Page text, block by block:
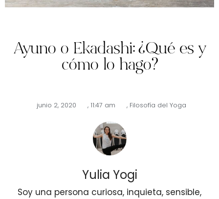
Ayuno o Ekadashi: ¿Qué es y
cómo lo hago?
junio 2, 2020 , 11:47 am , Filosofía del Yoga
Yulia Yogi
Soy una persona curiosa, inquieta, sensible,